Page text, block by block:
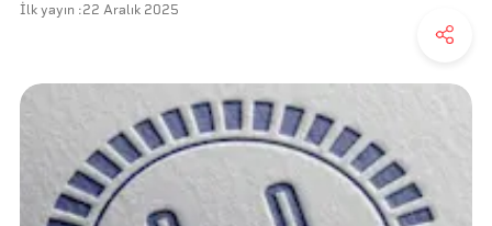
İlk yayın :22 Aralık 2025